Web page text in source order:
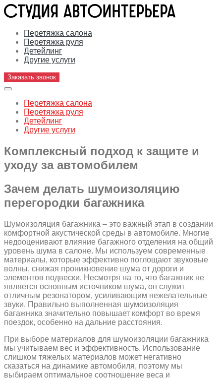
Перетяжка салона
Перетяжка руля
Детейлинг
Другие услуги
Заказать звонок
Перетяжка салона
Перетяжка руля
Детейлинг
Другие услуги
Комплексный подход к защите и
уходу за автомобилем
Зачем делать шумоизоляцию
перегородки багажника
Шумоизоляция багажника – это важный этап в создании
комфортной акустической среды в автомобиле. Многие
недооценивают влияние багажного отделения на общий
уровень шума в салоне. Мы используем современные
материалы, которые эффективно поглощают звуковые
волны, снижая проникновение шума от дороги и
элементов подвески. Несмотря на то, что багажник не
является основным источником шума, он служит
отличным резонатором, усиливающим нежелательные
звуки. Правильно выполненная шумоизоляция
багажника значительно повышает комфорт во время
поездок, особенно на дальние расстояния.
При выборе материалов для шумоизоляции багажника
мы учитываем вес и эффективность. Использование
слишком тяжелых материалов может негативно
сказаться на динамике автомобиля, поэтому мы
выбираем оптимальное соотношение веса и